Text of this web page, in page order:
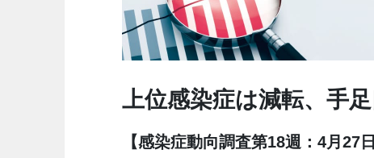
上位感染症は減転、手
【感染症動向調査第18週：4月27